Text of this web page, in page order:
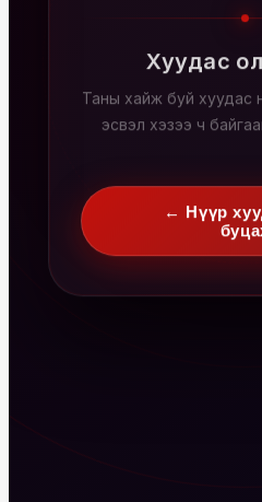
Хуудас
Таны хайж буй хуудас
эсвэл хэзээ ч
← Нүүр